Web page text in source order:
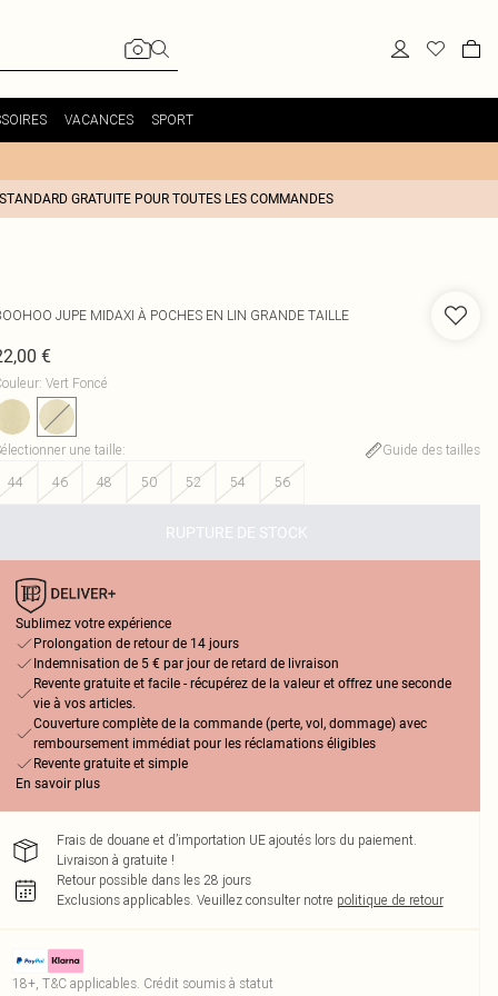
VACANCES SPORT
GRATUITE POUR TOUTES LES COMMANDES
JUPE MIDAXI À POCHES EN LIN GRANDE TAILLE
€
: Vert Foncé
une taille:
Guide des tailles
44
46 48 50 52 54 56
RUPTURE DE STOCK
Sublimez votre expérience
Prolongation de retour de 14 jours
Indemnisation de 5 € par jour de retard de livraison
Revente gratuite et facile - récupérez de la valeur et offrez une seconde
vie à vos articles.
Couverture complète de la commande (perte, vol, dommage) avec
remboursement immédiat pour les réclamations éligibles
Revente gratuite et simple
En savoir plus
Frais de douane et d’importation UE ajoutés lors du paiement.
Livraison à gratuite !
Retour possible dans les 28 jours
Exclusions applicables. Veuillez consulter notre politique de retour
18+, T&C applicables. Crédit soumis à statut